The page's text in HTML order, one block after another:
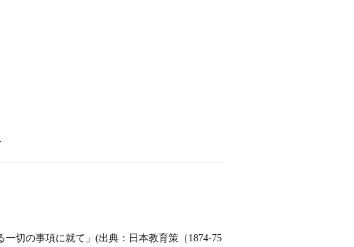
切の事項に就て」(出典：日本教育策（1874‐75